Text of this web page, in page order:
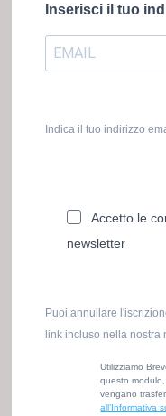
Inserisci il tuo
Indica il tuo indirizzo
Accetto le
newsletter
Puoi annullare
link incluso nella nostra
Utilizziamo
questo
vengano
all’Informativa